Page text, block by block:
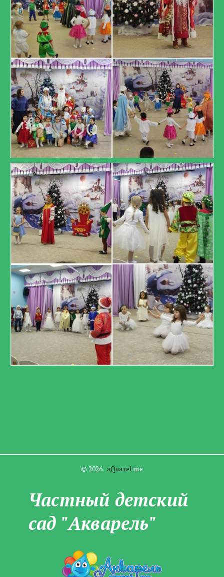
© 2026 aQuarel.me
Частны­­й детский
сад "Акварель"